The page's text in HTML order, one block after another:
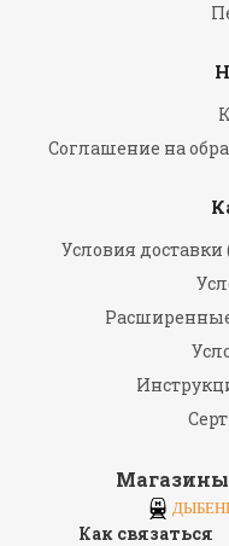
Соглашение на
Условия доставки
Магазины
Как связаться